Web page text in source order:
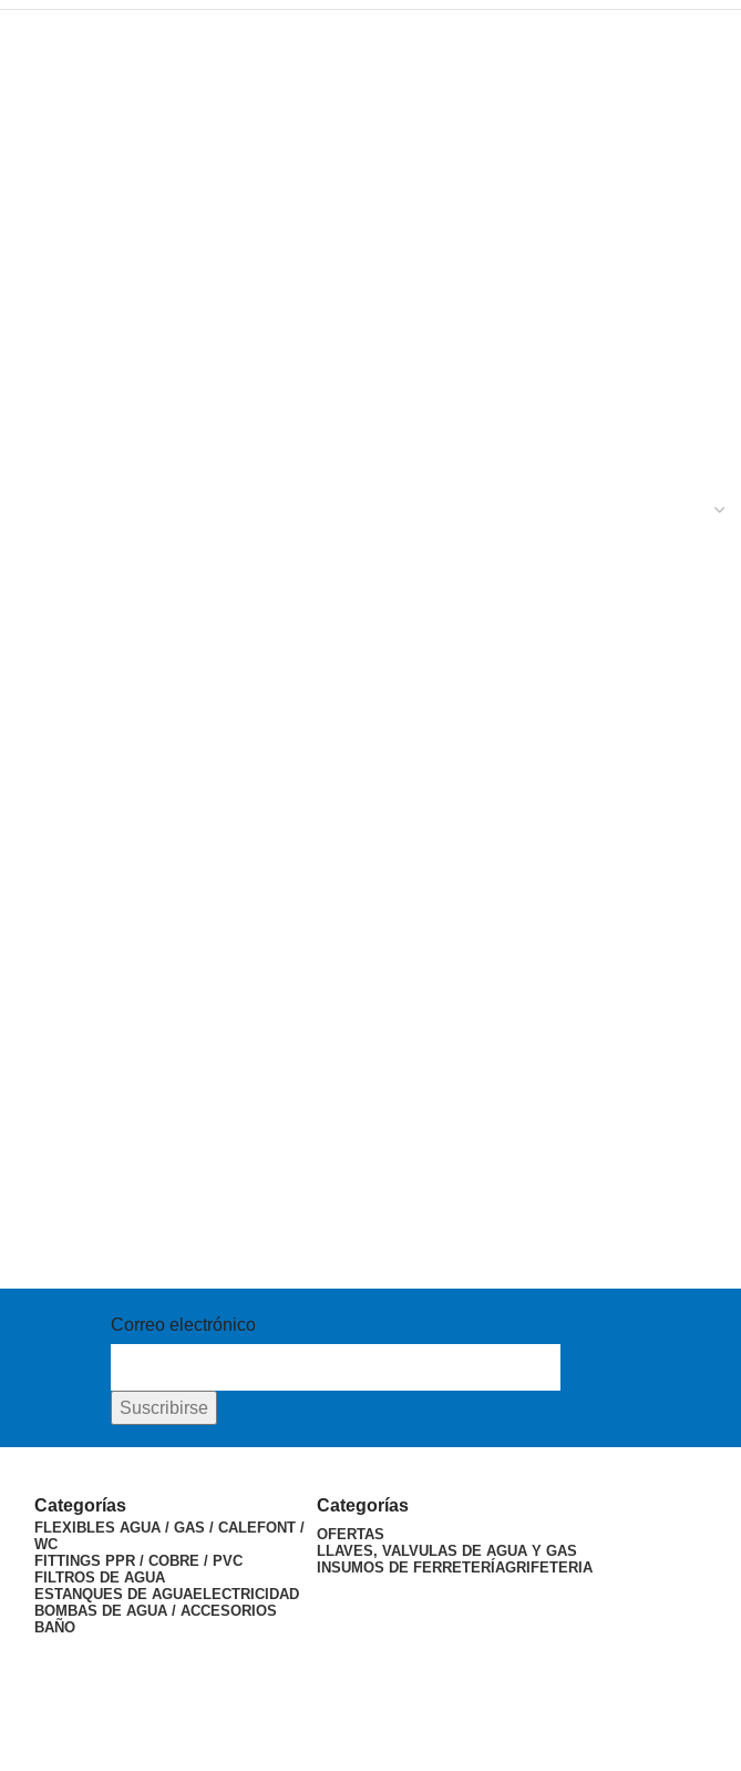
Correo electrónico
Categorías
FLEXIBLES AGUA / GAS / CALEFONT /
WC
FITTINGS PPR / COBRE / PVC
FILTROS DE AGUA
ESTANQUES DE AGUAELECTRICIDAD
BOMBAS DE AGUA / ACCESORIOS
BAÑO
Categorías
OFERTAS
LLAVES, VALVULAS DE AGUA Y GAS
INSUMOS DE FERRETERÍAGRIFETERIA